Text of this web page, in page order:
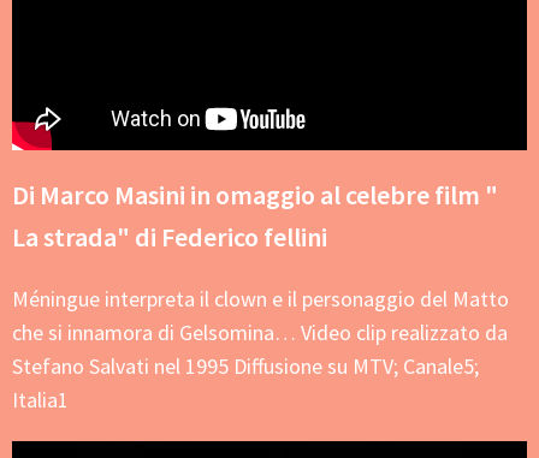
Di Marco Masini in omaggio al celebre film "
La strada" di Federico fellini
Méningue interpreta il clown e il personaggio del Matto
che si innamora di Gelsomina… Video clip realizzato da
Stefano Salvati nel 1995 Diffusione su MTV; Canale5;
Italia1